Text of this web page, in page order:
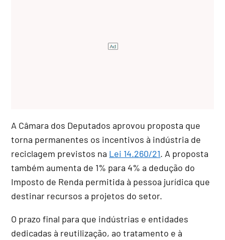
A Câmara dos Deputados aprovou proposta que
torna permanentes os incentivos à indústria de
reciclagem previstos na Lei 14.260/21. A proposta
também aumenta de 1% para 4% a dedução do
Imposto de Renda permitida à pessoa jurídica que
destinar recursos a projetos do setor.
O prazo final para que indústrias e entidades
dedicadas à reutilização, ao tratamento e à